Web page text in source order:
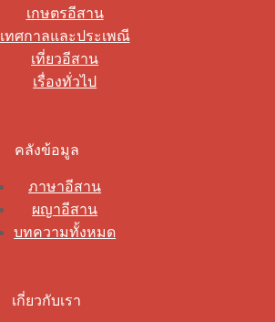
เกษตรอีสาน
เทศกาลและประเพณี
เที่ยวอีสาน
เรื่องทั่วไป
คลังข้อมูล
ภาษาอีสาน
ผญาอีสาน
บทความทั้งหมด
เกี่ยวกับเรา